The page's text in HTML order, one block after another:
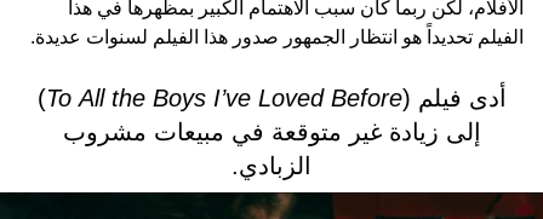
الأفلام، لكن ربما كان سبب الاهتمام الكبير بمظهرها في هذا
الفيلم تحديداً هو انتظار الجمهور صدور هذا الفيلم لسنوات عديدة.
أدى فيلم (To All the Boys I’ve Loved Before
)
إلى زيادة غير متوقعة في مبيعات مشروب
الزبادي.